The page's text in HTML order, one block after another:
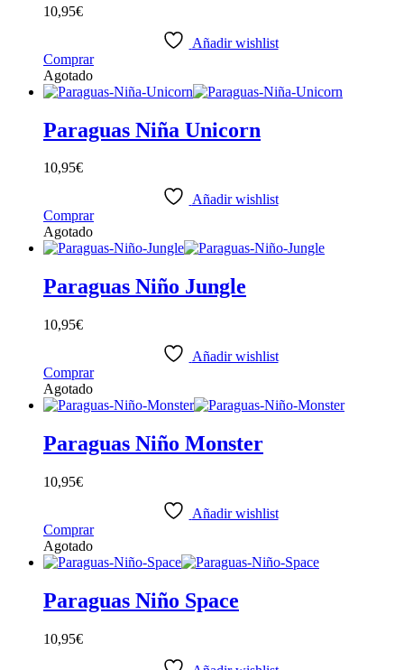
10,95€
Añadir wishlist
Comprar
Agotado
Paraguas Niña Unicorn
10,95€
Añadir wishlist
Comprar
Agotado
Paraguas Niño Jungle
10,95€
Añadir wishlist
Comprar
Agotado
Paraguas Niño Monster
10,95€
Añadir wishlist
Comprar
Agotado
Paraguas Niño Space
10,95€